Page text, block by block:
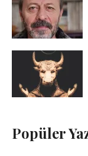
Popüler